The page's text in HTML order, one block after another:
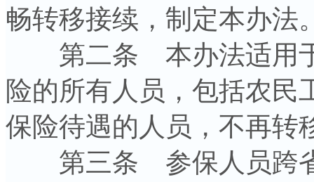
畅转移接续，制定本办法
第二条 本办法适用于
险的所有人员，包括农
保险待遇的人员，不再转
第三条 参保人员跨省